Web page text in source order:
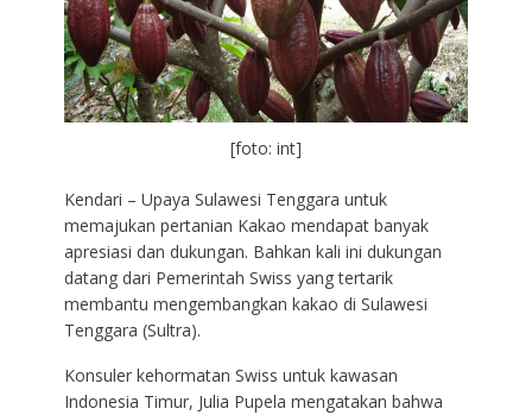
[foto: int]
Kendari – Upaya Sulawesi Tenggara untuk
memajukan pertanian Kakao mendapat banyak
apresiasi dan dukungan. Bahkan kali ini dukungan
datang dari Pemerintah Swiss yang tertarik
membantu mengembangkan kakao di Sulawesi
Tenggara (Sultra).
Konsuler kehormatan Swiss untuk kawasan
Indonesia Timur, Julia Pupela mengatakan bahwa